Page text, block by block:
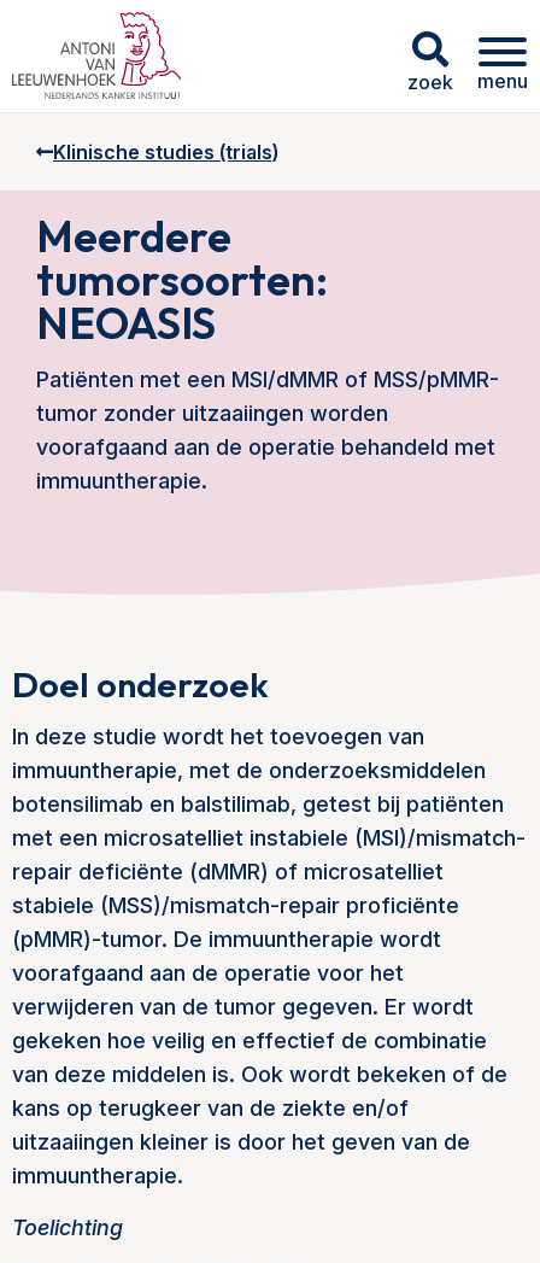
zoek menu
Klinische studies (trials)
Meerdere
tumorsoorten:
NEOASIS
Patiënten met een MSI/dMMR of MSS/pMMR-
tumor zonder uitzaaiingen worden
voorafgaand aan de operatie behandeld met
immuuntherapie.
Doel onderzoek
In deze studie wordt het toevoegen van
immuuntherapie, met de onderzoeksmiddelen
botensilimab en balstilimab, getest bij patiënten
met een microsatelliet instabiele (MSI)/mismatch-
repair deficiënte (dMMR) of microsatelliet
stabiele (MSS)/mismatch-repair proficiënte
(pMMR)-tumor. De immuuntherapie wordt
voorafgaand aan de operatie voor het
verwijderen van de tumor gegeven. Er wordt
gekeken hoe veilig en effectief de combinatie
van deze middelen is. Ook wordt bekeken of de
kans op terugkeer van de ziekte en/of
uitzaaiingen kleiner is door het geven van de
immuuntherapie.
Toelichting